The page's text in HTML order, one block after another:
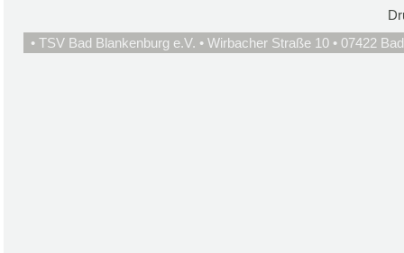
• TSV Bad Blankenburg e.V. • Wirbacher Straße 10 • 07422